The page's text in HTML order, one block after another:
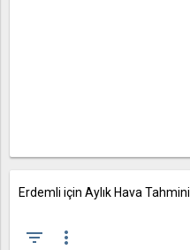
Erdemli için Aylık Hava Tahmini
filter_list more_vert